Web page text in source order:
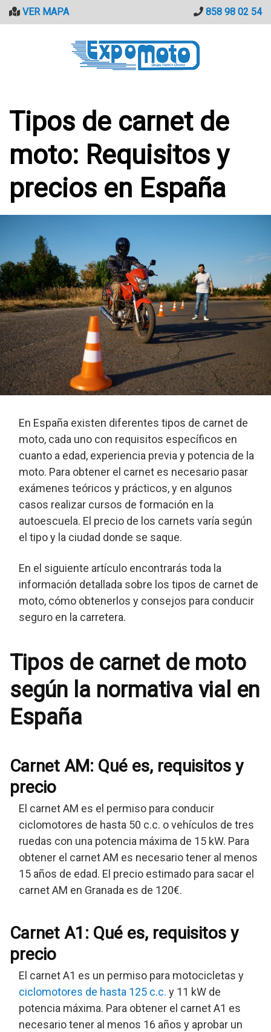
SaltarVER MAPA 858 98 02 54
Tipos de carnet de
moto: Requisitos y
precios en España
En España existen diferentes tipos de carnet de
moto, cada uno con requisitos específicos en
cuanto a edad, experiencia previa y potencia de la
moto. Para obtener el carnet es necesario pasar
exámenes teóricos y prácticos, y en algunos
casos realizar cursos de formación en la
autoescuela. El precio de los carnets varía según
el tipo y la ciudad donde se saque.
En el siguiente artículo encontrarás toda la
información detallada sobre los tipos de carnet de
moto, cómo obtenerlos y consejos para conducir
seguro en la carretera.
Tipos de carnet de moto
según la normativa vial en
España
Carnet AM: Qué es, requisitos y
precio
El carnet AM es el permiso para conducir
ciclomotores de hasta 50 c.c. o vehículos de tres
ruedas con una potencia máxima de 15 kW. Para
obtener el carnet AM es necesario tener al menos
15 años de edad. El precio estimado para sacar el
carnet AM en Granada es de 120€.
Carnet A1: Qué es, requisitos y
precio
El carnet A1 es un permiso para motocicletas y
ciclomotores de hasta 125 c.c. y 11 kW de
potencia máxima. Para obtener el carnet A1 es
necesario tener al menos 16 años y aprobar un